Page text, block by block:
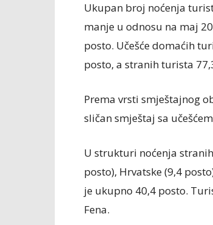
Ukupan broj noćenja
manje u odnosu na maj
posto. Učešće domaćih
posto, a stranih turista
Prema vrsti smještajnog
sličan smještaj sa
U strukturi noćenja
posto), Hrvatske (9,4
je ukupno 40,4 posto.
Fena.